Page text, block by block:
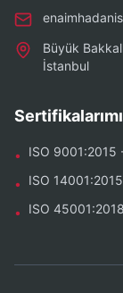
Büyük
İstanbul
• ISO 9001:2015
• ISO
• ISO